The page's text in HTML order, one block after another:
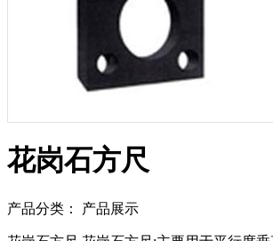
花岗石方尺
产品分类： 产品展示